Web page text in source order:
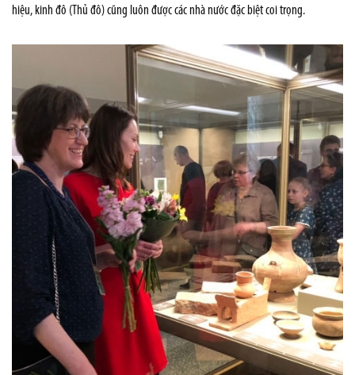
hiệu, kinh đô (Thủ đô) cũng luôn được các nhà nước đặc biệt coi trọng.